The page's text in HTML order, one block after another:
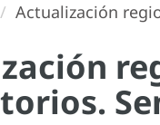
Actualización